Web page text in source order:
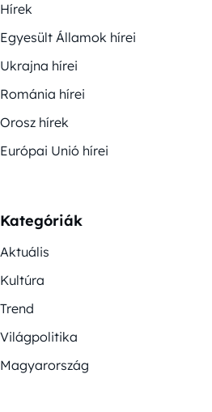
Hírek
Egyesült Államok hírei
Ukrajna hírei
Románia hírei
Orosz hírek
Európai Unió hírei
Kategóriák
Aktuális
Kultúra
Trend
Világpolitika
Magyarország